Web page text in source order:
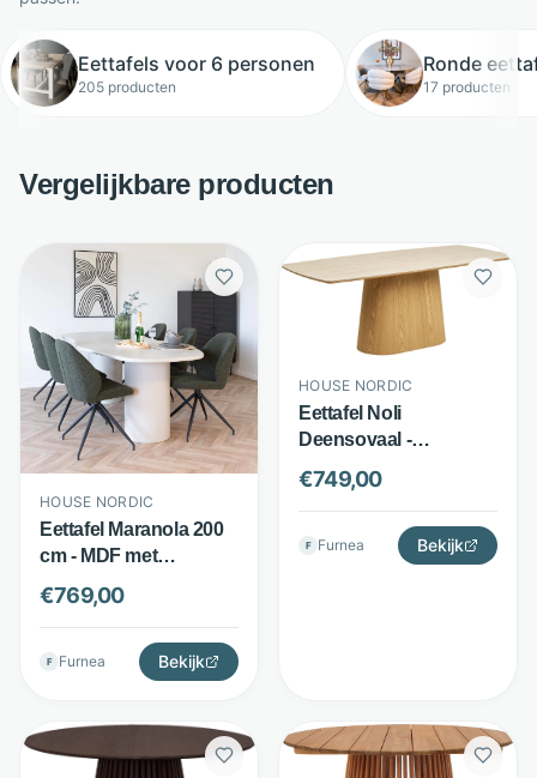
Eettafels voor 6 personen
205 producten
Ronde
17 producten
Vergelijkbare producten
HOUSE NORDIC
Eettafel Maranola 200
cm - MDF met
cementlook -
Organisch tafelblad -
Grijs - House Nordic
€769,00
F Furnea Bekijk
HOUSE NORDIC
Eettafel Noli
Deensovaal -
Keramiek - Travertin
decor - Bruin - House
Nordic
€749,00
F Furnea Bekijk